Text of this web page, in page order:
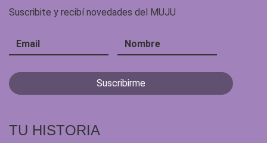
Suscribite y recibí novedades del MUJU
TU HISTORIA